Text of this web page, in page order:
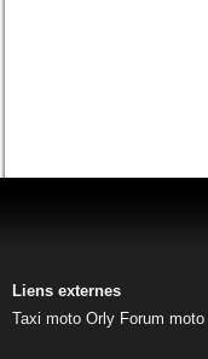
Liens externes
Taxi moto Orly Forum moto